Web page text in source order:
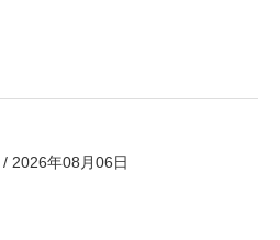
/ 2026年08月06日